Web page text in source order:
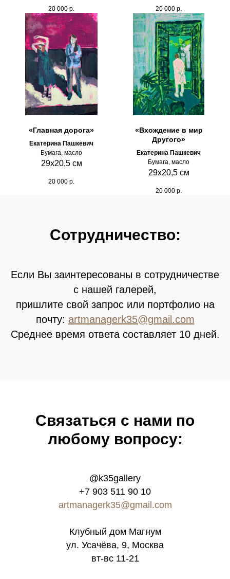
20 000 р. 20 000 р.
«Главная дорога»
Екатерина Пашкевич
Бумага, масло
29х20,5 см
20 000 р.
«Вхождение в мир
Другого»
Екатерина Пашкевич
Бумага, масло
29х20,5 см
20 000 р.
Сотрудничество:
Если Вы заинтересованы в сотрудничестве
с нашей галерей,
пришлите свой запрос или портфолио на
почту: artmanagerk35@gmail.com
Среднее время ответа составляет 10 дней.
Связатьcя с нами по
любому вопросу:
@k35gallery
+7 903 511 90 10
artmanagerk35@gmail.com
Клубный дом Магнум
ул. Усачёва, 9, Москва
вт-вс 11-21